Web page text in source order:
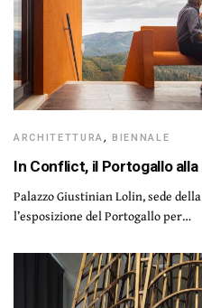
ARCHITETTURA, BIENNALE
In Conflict, il Portogallo
Palazzo Giustinian Lolin, sede
l’esposizione del Portogallo per…